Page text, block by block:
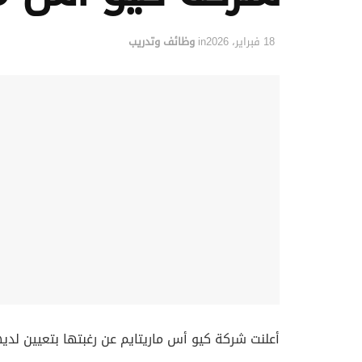
18 فبراير، 2026 in وظائف وتدريب
أعلنت شركة كيو أس ماريتايم عن رغبتها بتعيين